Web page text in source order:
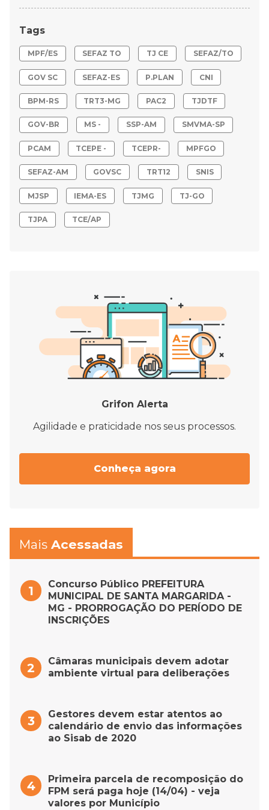
Tags
MPF/ES SEFAZ TO TJ CE SEFAZ/TO
GOV SC SEFAZ-ES P.PLAN CNI
BPM-RS TRT3-MG PAC2 TJDTF
GOV-BR MS - SSP-AM SMVMA-SP
PCAM TCEPE - TCEPR- MPFGO
SEFAZ-AM GOVSC TRT12 SNIS
MJSP IEMA-ES TJMG TJ-GO
TJPA TCE/AP
Grifon Alerta
Agilidade e praticidade nos seus processos.
Conheça agora
Mais Acessadas
Concurso Público PREFEITURA
MUNICIPAL DE SANTA MARGARIDA -
MG - PRORROGAÇÃO DO PERÍODO DE
INSCRIÇÕES
Câmaras municipais devem adotar
ambiente virtual para deliberações
Gestores devem estar atentos ao
calendário de envio das informações
ao Sisab de 2020
Primeira parcela de recomposição do
FPM será paga hoje (14/04) - veja
valores por Município